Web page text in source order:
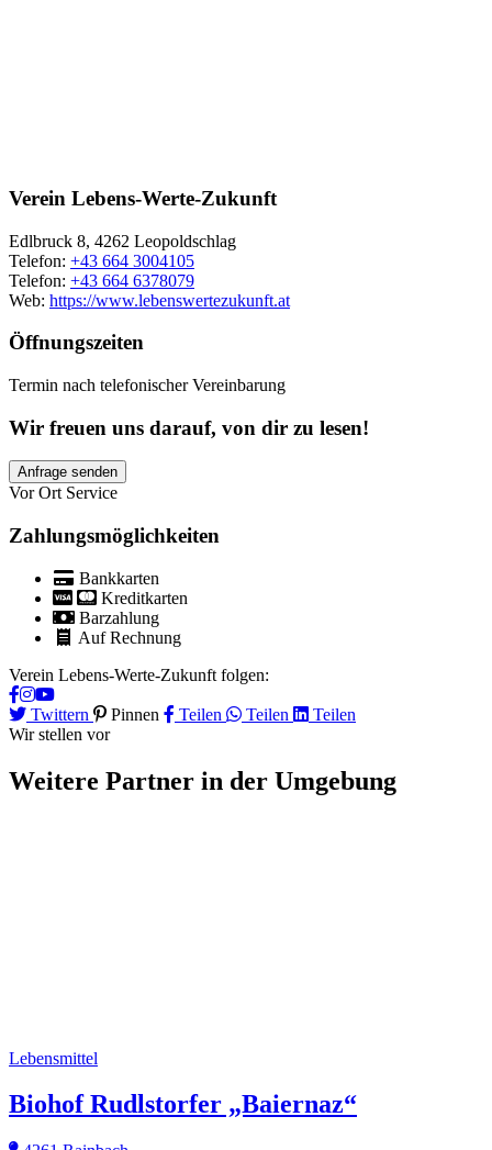
Verein Lebens-Werte-Zukunft
Edlbruck 8, 4262 Leopoldschlag
Telefon: +43 664 3004105
Telefon: +43 664 6378079
Web: https://www.lebenswertezukunft.at
Öffnungszeiten
Termin nach telefonischer Vereinbarung
Wir freuen uns darauf, von dir zu lesen!
Anfrage senden
Vor Ort Service
Zahlungsmöglichkeiten
Bankkarten
Kreditkarten
Barzahlung
Auf Rechnung
Verein Lebens-Werte-Zukunft folgen:
Twittern Pinnen Teilen Teilen
Teilen
Wir stellen vor
Weitere Partner in der Umgebung
Lebensmittel
Biohof Rudlstorfer „Baiernaz“